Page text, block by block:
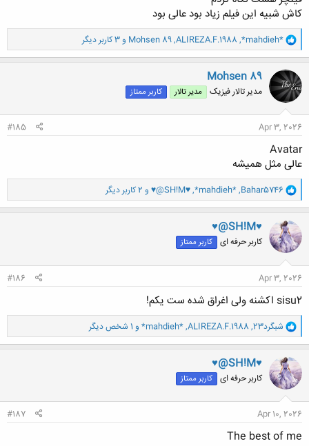
کاش شبیه این فیلم زیاد بود عالی بود
و
ا
ک
ن
ش
ه
ا
*mahdieh*
,
ALIREZA.F.1988
,
Mohsen 89 و 3 کاربر دیگر
Mohsen 89
مدیر تالار فیزیک مدیر تالار کاربر ممتاز
Apr 3, 2026
#185
Avatar
عالی مثل همیشه
و
ا
ک
ن
ش
ه
ا
Bahar5746
,
*mahdieh*
,
♥@SH!M♥ و 2 کاربر دیگر
♥@SH!M♥
کاربر حرفه ای کاربر ممتاز
Apr 3, 2026
#186
sisu2 اکشنه ولی اغراق شده ست یکم!
و
ا
ک
ن
ش
ه
ا
شبگرد23 ,
ALIREZA.F.1988
,
*mahdieh* و 1 شخص دیگر
♥@SH!M♥
کاربر حرفه ای کاربر ممتاز
Apr 10, 2026
#187
The best of me